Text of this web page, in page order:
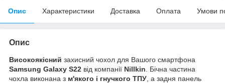
Опис Характеристики Доставка Оплата Умови
Опис
Високоякісний захисний чохол для Вашого смартфона
Samsung Galaxy S22 від компанії Nillkin . Бічна частина
чохла виконана з м'якого і гнучкого ТПУ , а задня панель